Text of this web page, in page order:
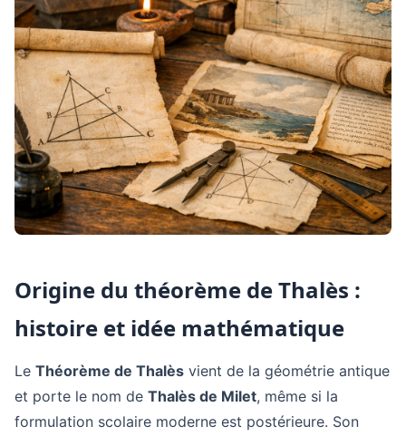
Origine du théorème de Thalès :
histoire et idée mathématique
Le Théorème de Thalès vient de la géométrie antique
et porte le nom de Thalès de Milet, même si la
formulation scolaire moderne est postérieure. Son